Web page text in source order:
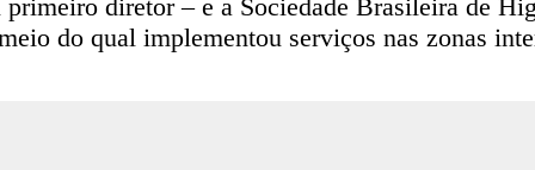
diretor – e a Sociedade Brasileira de
do qual implementou serviços nas zonas